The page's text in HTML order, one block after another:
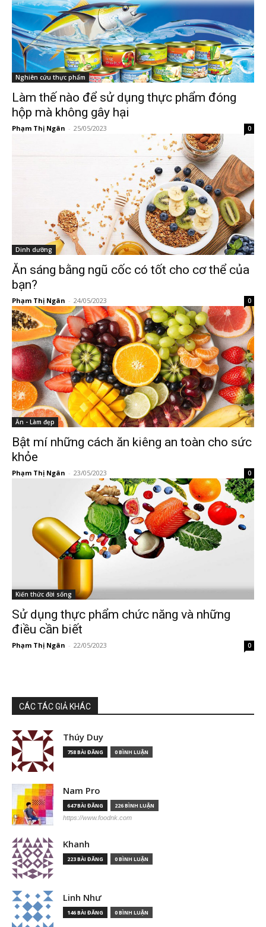
Nghiên cứu thực phẩm
Làm thế nào để sử dụng thực phẩm đóng
hộp mà không gây hại
Phạm Thị Ngân - 25/05/2023 0
Dinh dưỡng
Ăn sáng bằng ngũ cốc có tốt cho cơ thể của
bạn?
Phạm Thị Ngân - 24/05/2023 0
Ăn - Làm đẹp
Bật mí những cách ăn kiêng an toàn cho sức
khỏe
Phạm Thị Ngân - 23/05/2023 0
Kiến thức đời sống
Sử dụng thực phẩm chức năng và những
điều cần biết
Phạm Thị Ngân - 22/05/2023 0
CÁC TÁC GIẢ KHÁC
Thúy Duy
758 BÀI ĐĂNG 0 BÌNH LUẬN
Nam Pro
647 BÀI ĐĂNG 226 BÌNH LUẬN
https://www.foodnk.com
Khanh
223 BÀI ĐĂNG 0 BÌNH LUẬN
Linh Như
146 BÀI ĐĂNG 0 BÌNH LUẬN